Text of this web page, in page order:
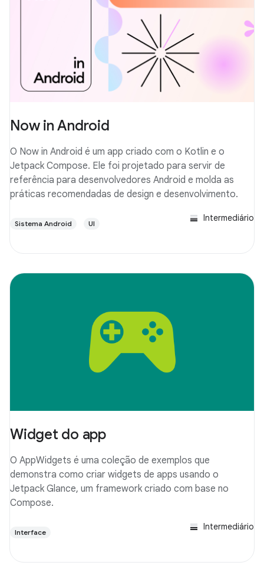
Now in Android
O Now in Android é um app criado com o Kotlin e o
Jetpack Compose. Ele foi projetado para servir de
referência para desenvolvedores Android e molda as
práticas recomendadas de design e desenvolvimento.
Sistema Android UI
Intermediário
Widget do app
O AppWidgets é uma coleção de exemplos que
demonstra como criar widgets de apps usando o
Jetpack Glance, um framework criado com base no
Compose.
Interface
Intermediário